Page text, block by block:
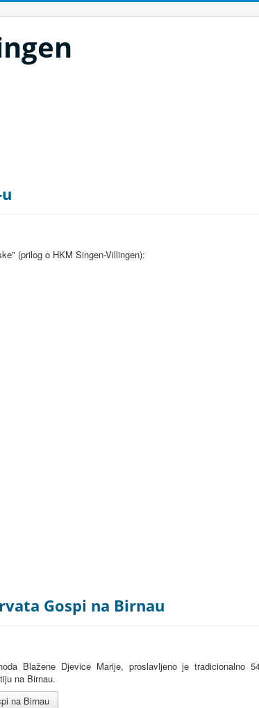
(prilog o HKM Singen-Villingen):
Gospi na Birnau
Blažene Djevice Marije, proslavljeno je tradicionalno
na Birnau.
na Birnau